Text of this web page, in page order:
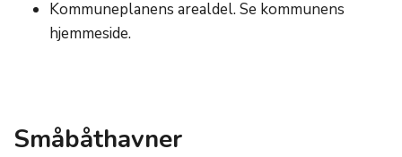
Kommuneplanens arealdel. Se kommunens
hjemmeside.
Småbåthavner